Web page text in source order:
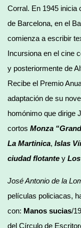
Corral. En 1945 inicia
de Barcelona, en el
comienza a escribir
Incursiona en el cine
y posteriormente de
Recibe el Premio
adaptación de su
homónimo que dirige
cortos Monza
La Martinica, Islas
ciudad flotante y
José Antonio de la
películas policiacas,
con: Manos sucias/
del Círculo de